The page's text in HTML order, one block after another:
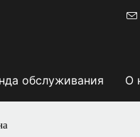
обслуживания О